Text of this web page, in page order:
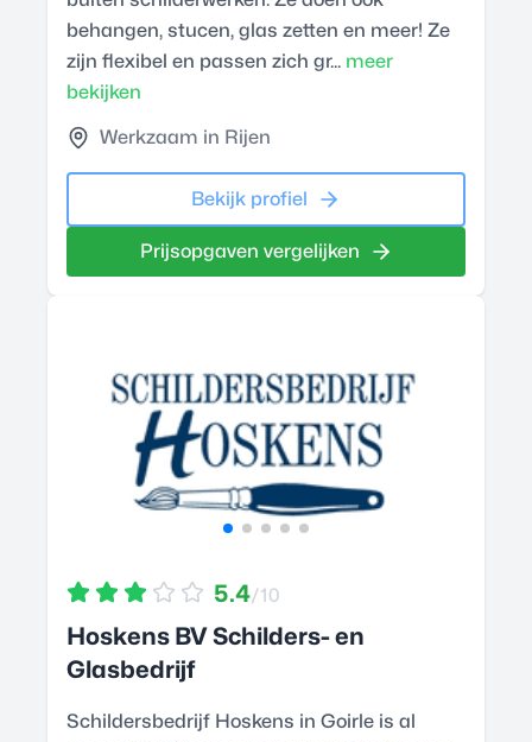
behangen, stucen, glas zetten en meer! Ze
zijn flexibel en passen zich gr... meer
bekijken
Werkzaam in Rijen
Bekijk profiel
Prijsopgaven vergelijken
5.4/10
Hoskens BV Schilders- en
Glasbedrijf
Schildersbedrijf Hoskens in Goirle is al